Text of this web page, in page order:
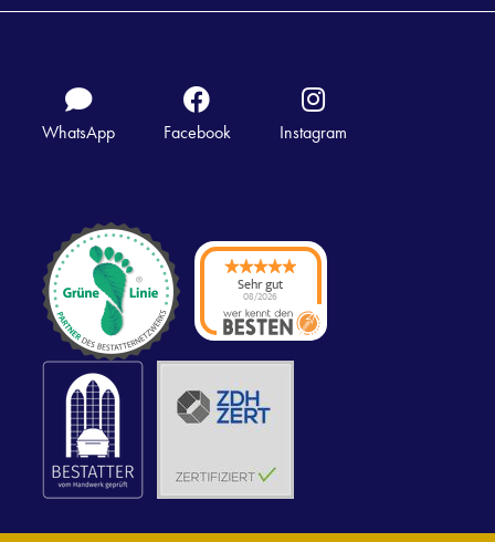
WhatsApp Facebook Instagram
Sehr gut
08/2026
Trauerhilfe Stier
Karlsruhehat4.91
375Trauerhilfe Stier
auf
werkenntdenBESTEN.de